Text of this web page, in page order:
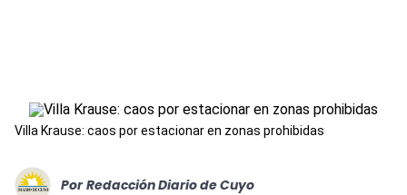
Villa Krause: caos por estacionar en zonas prohibidas
Por Redacción Diario de Cuyo